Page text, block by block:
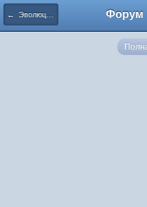
← Эволюция Ведьмы во вселенной Might and Magic